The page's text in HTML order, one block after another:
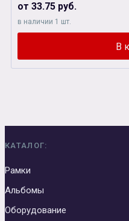
от 33.75 руб.
в наличии 1 шт.
КАТАЛОГ:
Рамки
Альбомы
Оборудование